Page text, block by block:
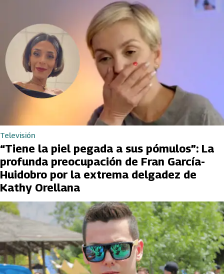
Televisión
“Tiene la piel pegada a sus pómulos”: La
profunda preocupación de Fran García-
Huidobro por la extrema delgadez de
Kathy Orellana